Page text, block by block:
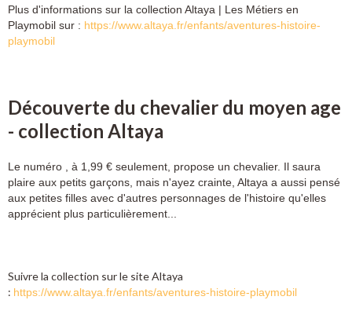
Plus d'informations sur la collection Altaya | Les Métiers en
Playmobil sur : https://www.altaya.fr/enfants/aventures-histoire-
playmobil
Découverte du chevalier du moyen age
- collection Altaya
Le numéro , à 1,99 € seulement, propose un chevalier. Il saura
plaire aux petits garçons, mais n'ayez crainte, Altaya a aussi pensé
aux petites filles avec d'autres personnages de l'histoire qu'elles
apprécient plus particulièrement...
Suivre la collection sur le site Altaya
: https://www.altaya.fr/enfants/aventures-histoire-playmobil